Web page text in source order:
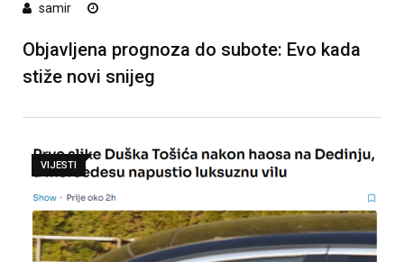
samir
Objavljena prognoza do subote: Evo kada
stiže novi snijeg
VIJESTI